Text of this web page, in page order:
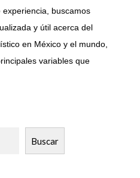
buscamos
y útil acerca del
en México y el mundo,
variables que
Buscar